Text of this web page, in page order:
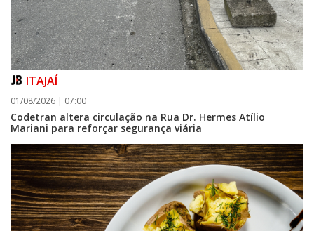
ITAJAÍ
01/08/2026 | 07:00
Codetran altera circulação na Rua Dr. Hermes Atílio
Mariani para reforçar segurança viária